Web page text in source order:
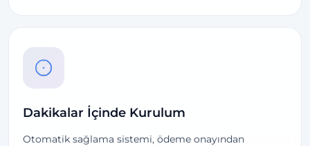
Dakikalar İçinde Kurulum
Otomatik sağlama sistemi, ödeme onayından